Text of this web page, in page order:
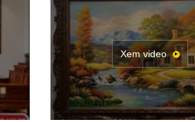
Xem video
Tôi rất ưng ý với tay
của họa sỹ xưởng vẽ